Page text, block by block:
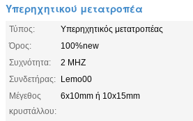
Υπερηχητικού μετατροπέα
Τύπος:
Υπερηχητικός μετατροπέας
Όρος:
100%new
Συχνότητα:
2 MHZ
Συνδετήρας: Lemo00
Μέγεθος
κρυστάλλου:
6x10mm ή 10x15mm